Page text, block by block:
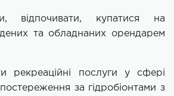
відпочивати, купатися на
та обладнаних орендарем
рекреаційні послуги у сфері
за гідробіонтами з